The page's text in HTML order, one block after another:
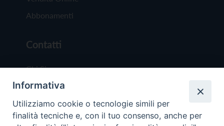
Abbonamenti
Contatti
Chi Siamo
Redazione
Scrivici
Informativa
Utilizziamo cookie o tecnologie simili per
finalità tecniche e, con il tuo consenso, anche per